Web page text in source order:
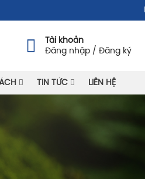
Tài khoản
Đăng nhập / Đăng ký
TIN TỨC LIÊN HỆ